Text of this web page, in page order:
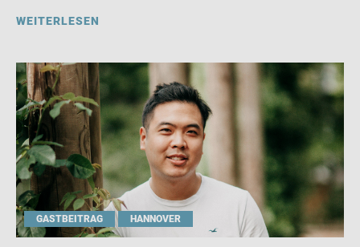
WEITERLESEN
GASTBEITRAG HANNOVER